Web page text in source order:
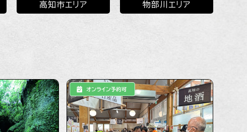
高知市エリア 物部川エリア